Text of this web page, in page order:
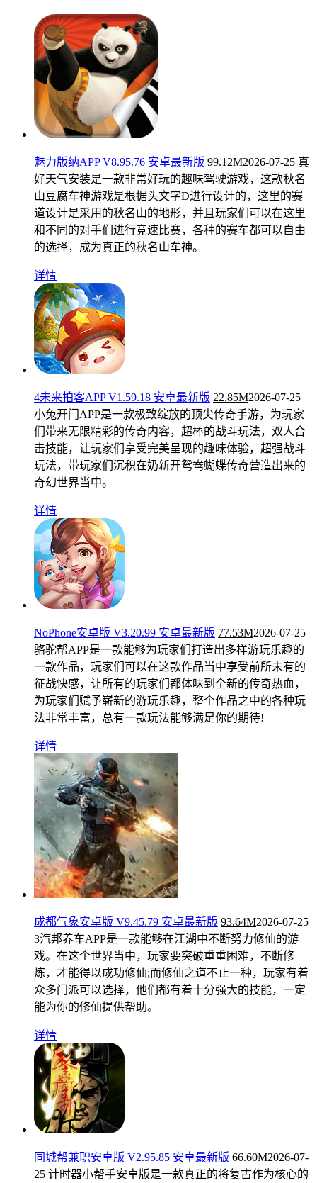
魅力版纳APP V8.95.76 安卓最新版 99.12M2026-07-25 真
好天气安装是一款非常好玩的趣味驾驶游戏，这款秋名
山豆腐车神游戏是根据头文字D进行设计的，这里的赛
道设计是采用的秋名山的地形，并且玩家们可以在这里
和不同的对手们进行竞速比赛，各种的赛车都可以自由
的选择，成为真正的秋名山车神。
详情
4未来拍客APP V1.59.18 安卓最新版 22.85M2026-07-25
小兔开门APP是一款极致绽放的顶尖传奇手游，为玩家
们带来无限精彩的传奇内容，超棒的战斗玩法，双人合
击技能，让玩家们享受完美呈现的趣味体验，超强战斗
玩法，带玩家们沉积在奶新开鸳鸯蝴蝶传奇营造出来的
奇幻世界当中。
详情
NoPhone安卓版 V3.20.99 安卓最新版 77.53M2026-07-25
骆驼帮APP是一款能够为玩家们打造出多样游玩乐趣的
一款作品，玩家们可以在这款作品当中享受前所未有的
征战快感，让所有的玩家们都体味到全新的传奇热血，
为玩家们赋予崭新的游玩乐趣，整个作品之中的各种玩
法非常丰富，总有一款玩法能够满足你的期待!
详情
成都气象安卓版 V9.45.79 安卓最新版 93.64M2026-07-25
3汽邦养车APP是一款能够在江湖中不断努力修仙的游
戏。在这个世界当中，玩家要突破重重困难，不断修
炼，才能得以成功修仙;而修仙之道不止一种，玩家有着
众多门派可以选择，他们都有着十分强大的技能，一定
能为你的修仙提供帮助。
详情
同城帮兼职安卓版 V2.95.85 安卓最新版 66.60M2026-07-
25 计时器小帮手安卓版是一款真正的将复古作为核心的